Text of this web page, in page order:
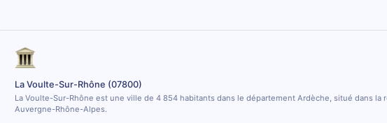
La Voulte-Sur-Rhône (07800)
La Voulte-Sur-Rhône est une ville de 4 854 habitants dans le département Ardèche, situé dans la
Auvergne-Rhône-Alpes.